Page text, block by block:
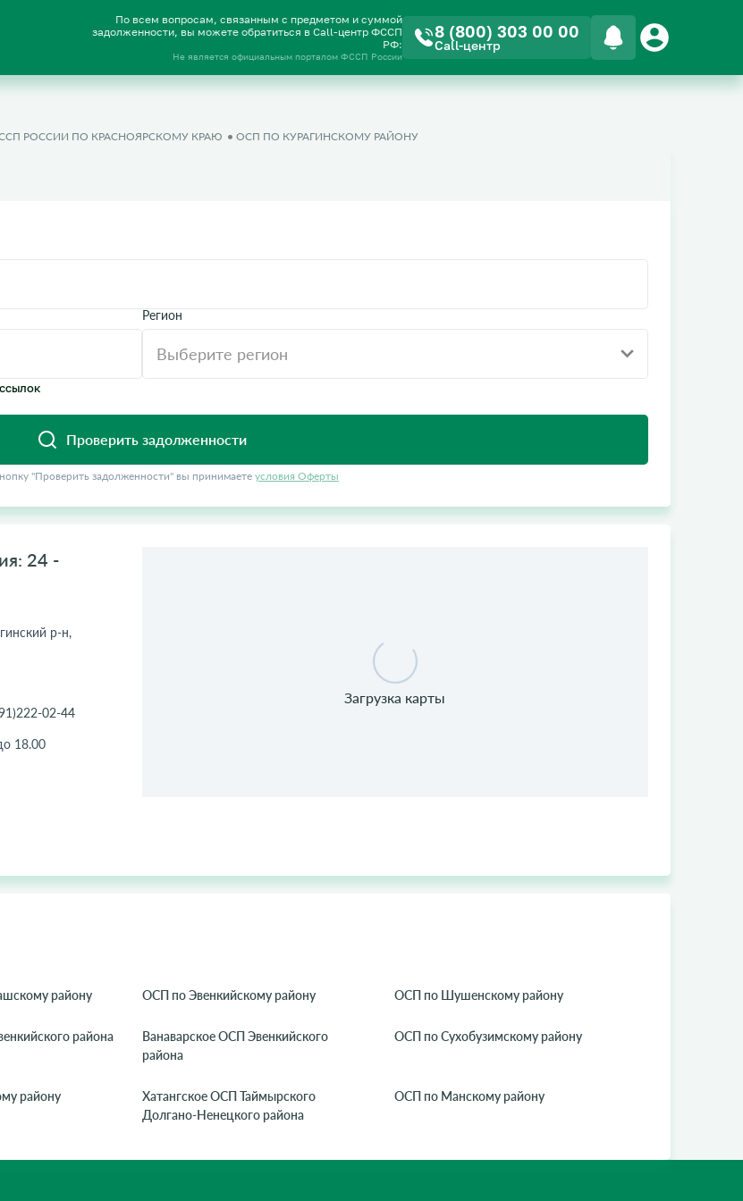
По всем вопросам, связанным с предметом и суммой
задолженности, вы можете обратиться в Call-центр ФССП
РФ:
Не является официальным порталом ФССП России
8 (800) 303 00 00
Call-центр
РОССИИ ПО КРАСНОЯРСКОМУ КРАЮ ОСП ПО КУРАГИНСКОМУ РАЙОНУ
Регион
Проверить задолженности
"Проверить задолженности" вы принимаете условия Оферты
24 -
р-н,
02-44
18.00
району ОСП по Эвенкийскому району ОСП по Шушенскому району
района
Ванаварское ОСП Эвенкийского
района
ОСП по Сухобузимскому району
району
Хатангское ОСП Таймырского
Долгано-Ненецкого района
ОСП по Манскому району